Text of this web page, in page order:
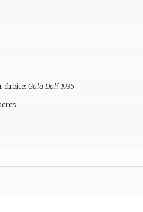
droite:Gala Dalí 1935